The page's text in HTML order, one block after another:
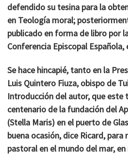
defendido su tesina para la
en Teología moral;
publicado en forma de libro por
Conferencia Episcopal Española,
Se hace hincapié, tanto en la
Luis Quintero Fiuza, obispo de
Introducción del autor, que este
centenario de la fundación del
(Stella Maris) en el puerto de
buena ocasión, dice Ricard,
pastoral en el mundo del mar,